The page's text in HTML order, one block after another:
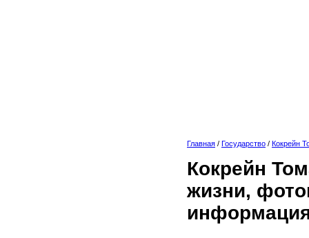
Главная / Государство / Кокрейн
Кокрейн
жизни,